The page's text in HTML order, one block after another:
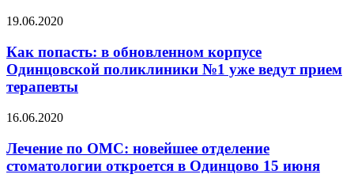
19.06.2020
Как попасть: в обновленном корпусе
Одинцовской поликлиники №1 уже ведут прием
терапевты
16.06.2020
Лечение по ОМС: новейшее отделение
стоматологии откроется в Одинцово 15 июня